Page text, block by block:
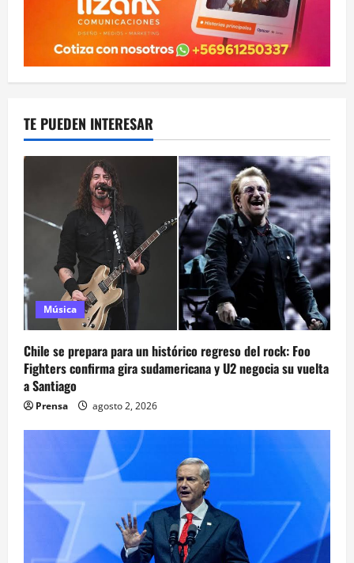
TE PUEDEN INTERESAR
Música
Chile se prepara para un histórico regreso del rock: Foo
Fighters confirma gira sudamericana y U2 negocia su vuelta
a Santiago
Prensa agosto 2, 2026